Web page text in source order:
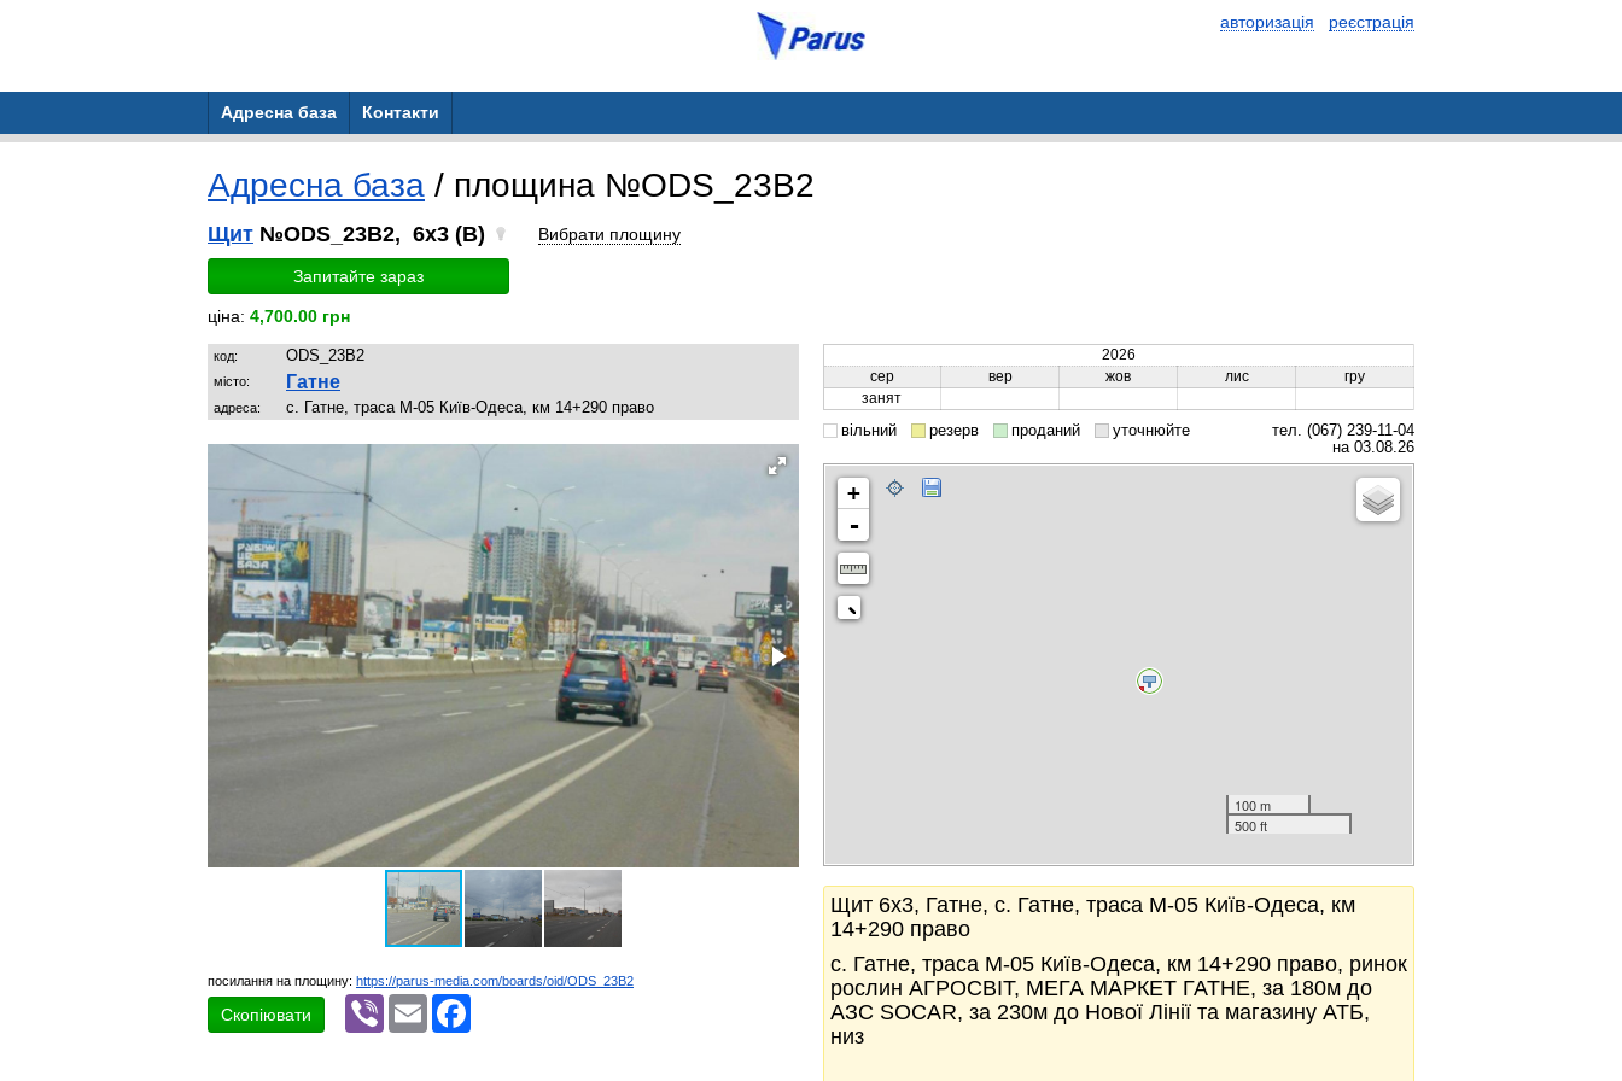
авторизація реєстрація
Адресна база Контакти
Адресна база / площина №ODS_23B2
Щит №ODS_23B2, 6x3 (B) Вибрати площину
Запитайте зараз
ціна: 4,700.00 грн
код: ODS_23B2
місто: Гатне
адреса: с. Гатне, траса М-05 Київ-Одеса, км 14+290 право
посилання на площину: https://parus-media.com/boards/oid/ODS_23B2
Скопіювати
Viber Email
2026
сер
вер жов лис
гру
занят
вільний резерв проданий уточнюйте
тел. (067) 239-11-04
на 03.08.26
+
-
100 m
500 ft
Щит 6x3, Гатне, с. Гатне, траса М-05 Київ-Одеса, км
14+290 право
с. Гатне, траса М-05 Київ-Одеса, км 14+290 право, ринок
рослин АГРОСВІТ, МЕГА МАРКЕТ ГАТНЕ, за 180м до
АЗС SOCAR, за 230м до Нової Лінії та магазину АТБ,
низ